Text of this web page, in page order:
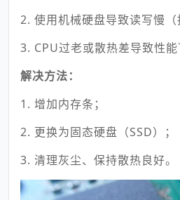
2. 使用机械硬盘导致读写慢（
3. CPU过老或散热差导致性能
解决方法：
1. 增加内存条；
2. 更换为固态硬盘（SSD）；
3. 清理灰尘、保持散热良好。